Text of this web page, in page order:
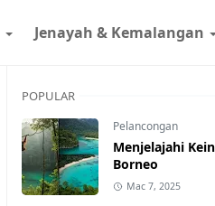
Jenayah & Kemalangan
POPULAR
Pelancongan
Menjelajahi
Borneo
Mac 7, 2025